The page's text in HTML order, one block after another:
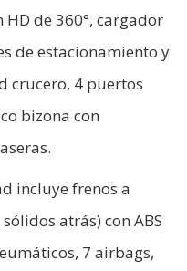
de 360°, cargador
de estacionamiento y
crucero, 4 puertos
bizona con
incluye frenos a
atrás) con ABS
7 airbags,